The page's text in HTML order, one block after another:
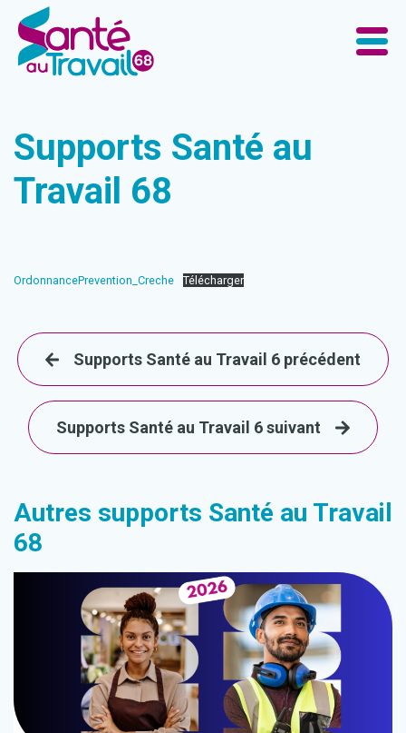
Supports Santé au
Travail 68
OrdonnancePrevention_Creche Télécharger
Supports Santé au Travail 6 précédent
Supports Santé au Travail 6 suivant
Autres supports Santé au Travail
68